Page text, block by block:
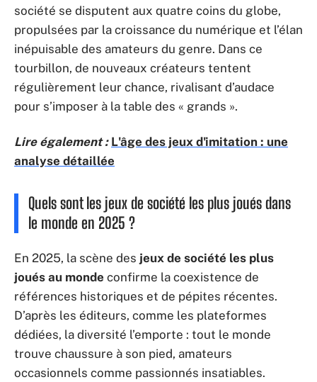
société se disputent aux quatre coins du globe,
propulsées par la croissance du numérique et l’élan
inépuisable des amateurs du genre. Dans ce
tourbillon, de nouveaux créateurs tentent
régulièrement leur chance, rivalisant d’audace
pour s’imposer à la table des « grands ».
Lire également : L'âge des jeux d'imitation : une
analyse détaillée
Quels sont les jeux de société les plus joués dans
le monde en 2025 ?
En 2025, la scène des jeux de société les plus
joués au monde confirme la coexistence de
références historiques et de pépites récentes.
D’après les éditeurs, comme les plateformes
dédiées, la diversité l’emporte : tout le monde
trouve chaussure à son pied, amateurs
occasionnels comme passionnés insatiables.